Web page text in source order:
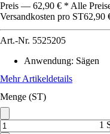
Preis — 62,90 € * Alle
Versandkosten pro ST62,90
Art.-Nr. 5525205
Anwendung: Sägen
Mehr Artikeldetails
Menge (ST)
1